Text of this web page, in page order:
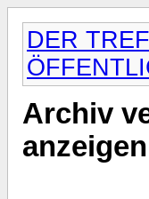
DER
Archiv